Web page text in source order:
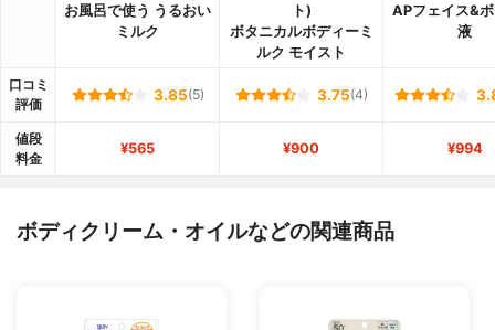
お風呂で使う うるおい
ミルク
ト)
ボタニカルボディーミ
ルク モイスト
APフェイス&
液
口コミ
評価
3.85(5) 3.75(4)
値段
料金
¥565 ¥900 ¥994
ボディクリーム・オイルなどの関連商品